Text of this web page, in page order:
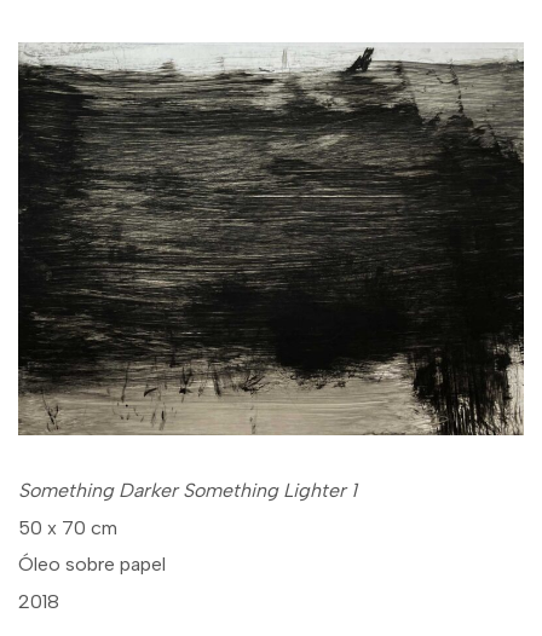
Something Darker Something Lighter 1
50 x 70 cm
Óleo sobre papel
2018